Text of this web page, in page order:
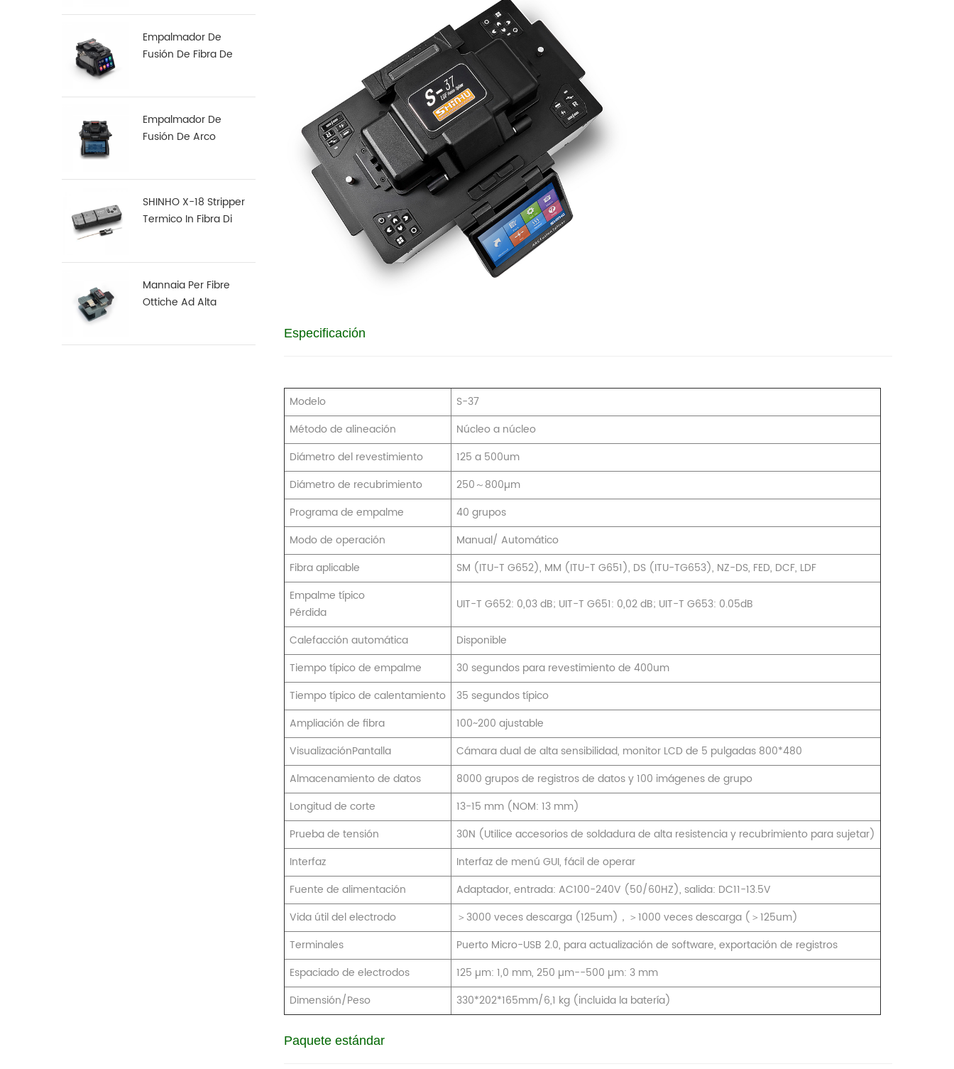
Empalmador De
Fusión De Fibra De
Empalmador De
Fusión De Arco
SHINHO X-18 Stripper
Termico In Fibra Di
Mannaia Per Fibre
Ottiche Ad Alta
Especificación
Modelo
S-37
Método de alineación
Núcleo a núcleo
Diámetro del revestimiento
125 a 500um
Diámetro de recubrimiento
250～800µm
Programa de empalme
40 grupos
Modo de operación
Manual/ Automático
Fibra aplicable
SM (ITU-T G652), MM (ITU-T G651), DS (ITU-TG653), NZ-DS, FED, DCF, LDF
Empalme típico
Pérdida
UIT-T G652: 0,03 dB; UIT-T G651: 0,02 dB; UIT-T G653: 0.05dB
Calefacción automática
Disponible
Tiempo típico de empalme
30 segundos para revestimiento de 400um
Tiempo típico de calentamiento
35 segundos típico
Ampliación de fibra
100~200 ajustable
VisualizaciónPantalla
Cámara dual de alta sensibilidad, monitor LCD de 5 pulgadas 800*480
Almacenamiento de datos
8000 grupos de registros de datos y 100 imágenes de grupo
Longitud de corte
13-15 mm (NOM: 13 mm)
Prueba de tensión
30N (Utilice accesorios de soldadura de alta resistencia y recubrimiento para sujetar)
Interfaz
Interfaz de menú GUI, fácil de operar
Fuente de alimentación
Adaptador, entrada: AC100-240V (50/60HZ), salida: DC11-13.5V
Vida útil del electrodo
＞3000 veces descarga (125um)，＞1000 veces descarga (＞125um)
Terminales
Puerto Micro-USB 2.0, para actualización de software, exportación de registros
Espaciado de electrodos
125 µm: 1,0 mm, 250 µm--500 µm: 3 mm
Dimensión/Peso
330*202*165mm/6,1 kg (incluida la batería)
Paquete estándar